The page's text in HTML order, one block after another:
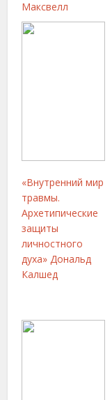
Максвелл
«Внутренний мир
травмы.
Архетипические
защиты
личностного
духа» Дональд
Калшед